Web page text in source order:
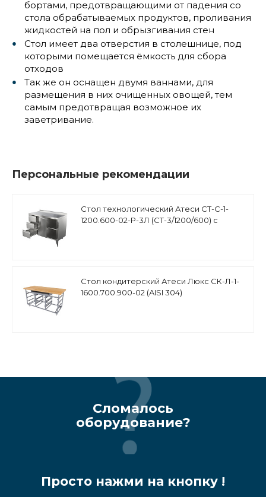
бортами, предотвращающими от падения со
стола обрабатываемых продуктов, проливания
жидкостей на пол и обрызгивания стен
Стол имеет два отверстия в столешнице, под
которыми помещается ёмкость для сбора
отходов
Так же он оснащен двумя ваннами, для
размещения в них очищенных овощей, тем
самым предотвращая возможное их
заветривание.
Персональные рекомендации
Стол технологический Атеси СТ-С-1-
1200.600-02-Р-3Л (СТ-3/1200/600) с
Стол кондитерский Атеси Люкс СК-Л-1-
1600.700.900-02 (AISI 304)
Сломалось
оборудование?
Просто нажми на кнопку !